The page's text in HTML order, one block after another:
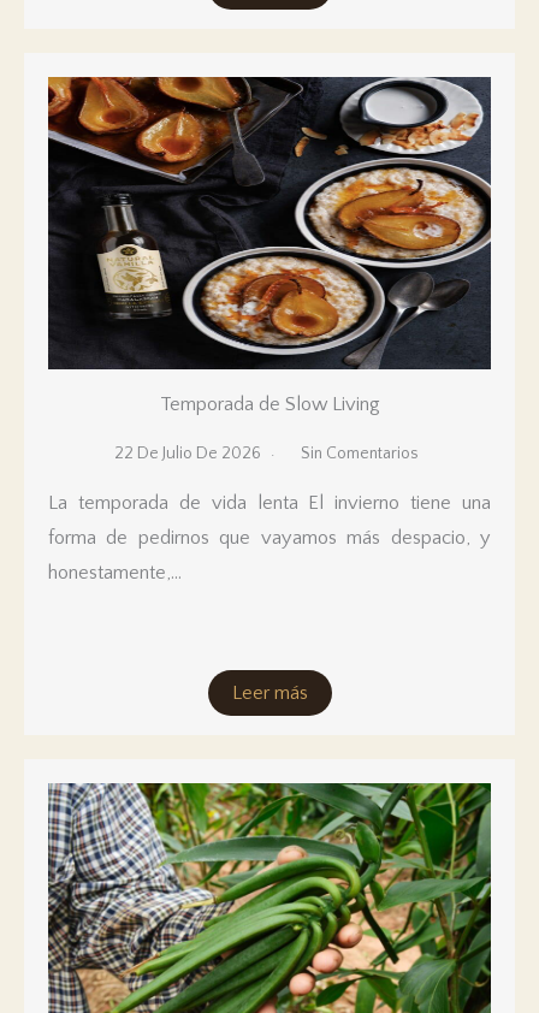
Temporada de Slow Living
22 De Julio De 2026 Sin Comentarios
La temporada de vida lenta El invierno tiene una
forma de pedirnos que vayamos más despacio, y
honestamente,...
Leer más